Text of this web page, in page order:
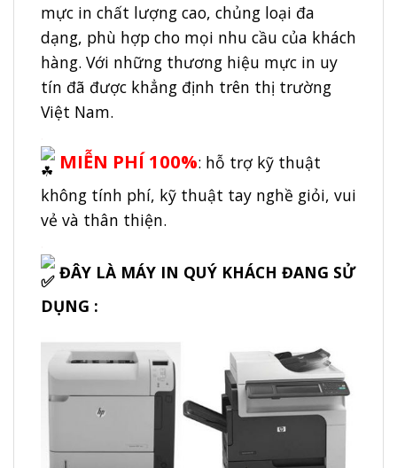
mực in chất lượng cao, chủng loại đa
dạng, phù hợp cho mọi nhu cầu của khách
hàng. Với những thương hiệu mực in uy
tín đã được khẳng định trên thị trường
Việt Nam.
MIỄN PHÍ 100%: hỗ trợ kỹ thuật
không tính phí, kỹ thuật tay nghề giỏi, vui
vẻ và thân thiện.
ĐÂY LÀ MÁY IN QUÝ KHÁCH ĐANG SỬ
DỤNG :